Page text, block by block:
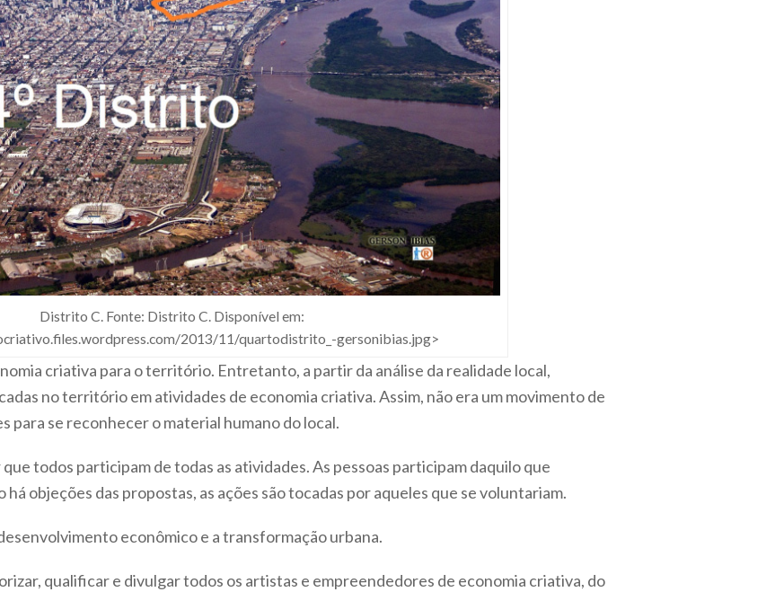
Distrito C. Fonte: Distrito C. Disponível em:
2013/11/quartodistrito_-gersonibias.jpg>
criativa para o território. Entretanto, a partir da análise da realidade local,
no território em atividades de economia criativa. Assim, não era um movimento de
para se reconhecer o material humano do local.
todos participam de todas as atividades. As pessoas participam daquilo que
há objeções das propostas, as ações são tocadas por aqueles que se voluntariam.
econômico e a transformação urbana.
qualificar e divulgar todos os artistas e empreendedores de economia criativa, do